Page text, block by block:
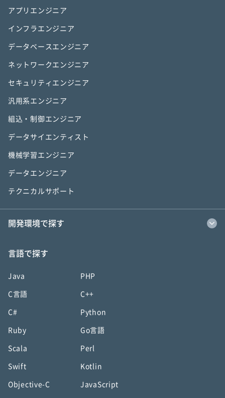
アプリエンジニア
インフラエンジニア
データベースエンジニア
ネットワークエンジニア
セキュリティエンジニア
汎用系エンジニア
組込・制御エンジニア
データサイエンティスト
機械学習エンジニア
データエンジニア
テクニカルサポート
開発環境で探す
言語で探す
Java PHP
C言語 C++
C# Python
Ruby Go言語
Scala Perl
Swift Kotlin
Objective-C JavaScript